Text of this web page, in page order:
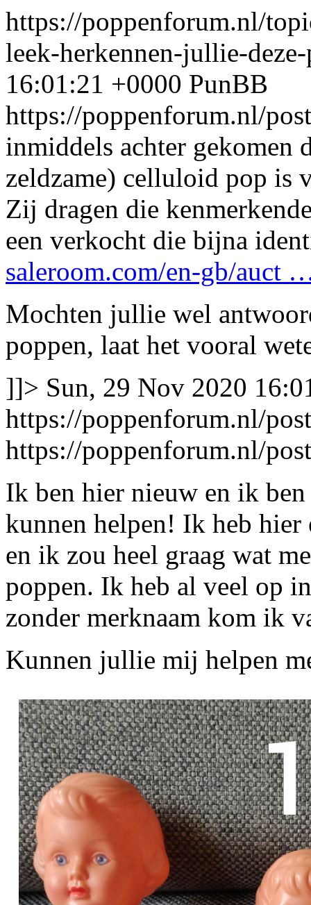
https://poppenforum.nl/
leek-herkennen-jullie-
16:01:21 +0000 PunBB
https://poppenforum.nl/
inmiddels achter gekomen
zeldzame) celluloid pop is
Zij dragen die
een verkocht die bijna
saleroom.com/en-gb/auct
Mochten jullie wel
poppen, laat het vooral
]]> Sun, 29 Nov 2020
https://poppenforum.nl/
https://poppenforum.nl/
Ik ben hier nieuw en ik
kunnen helpen! Ik heb hier
en ik zou heel graag wat
poppen. Ik heb al veel op
zonder merknaam kom ik
Kunnen jullie mij helpen